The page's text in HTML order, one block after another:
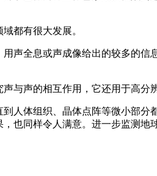
都有很大发展。
声全息或声成像给出的较多的信
与声的相互作用，它还用于高分
人体组织、晶体点阵等微小部分
也同样令人满意。进一步监测地